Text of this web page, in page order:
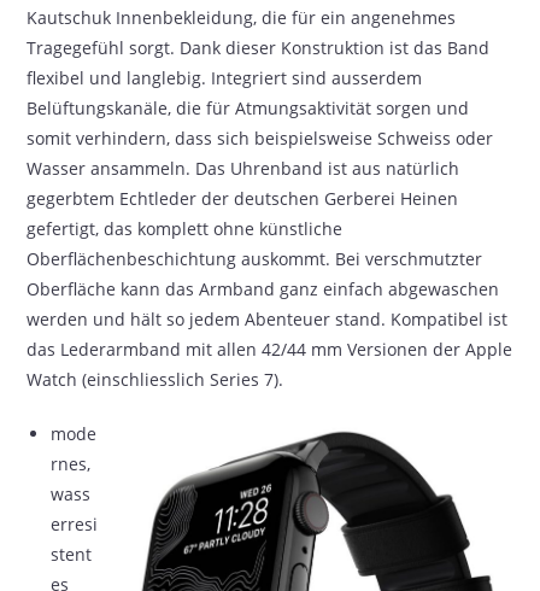
Kautschuk Innenbekleidung, die für ein angenehmes
Tragegefühl sorgt. Dank dieser Konstruktion ist das Band
flexibel und langlebig. Integriert sind ausserdem
Belüftungskanäle, die für Atmungsaktivität sorgen und
somit verhindern, dass sich beispielsweise Schweiss oder
Wasser ansammeln. Das Uhrenband ist aus natürlich
gegerbtem Echtleder der deutschen Gerberei Heinen
gefertigt, das komplett ohne künstliche
Oberflächenbeschichtung auskommt. Bei verschmutzter
Oberfläche kann das Armband ganz einfach abgewaschen
werden und hält so jedem Abenteuer stand. Kompatibel ist
das Lederarmband mit allen 42/44 mm Versionen der Apple
Watch (einschliesslich Series 7).
mode
rnes,
wass
erresi
stent
es